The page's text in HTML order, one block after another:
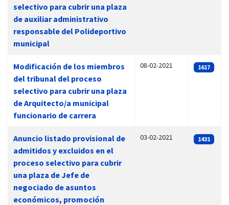
selectivo para cubrir una plaza
de auxiliar administrativo
responsable del Polideportivo
municipal
Modificación de los miembros
del tribunal del proceso
selectivo para cubrir una plaza
de Arquitecto/a municipal
funcionario de carrera
08-02-2021 1617
Anuncio listado provisional de
admitidos y excluidos en el
proceso selectivo para cubrir
una plaza de Jefe de
negociado de asuntos
económicos, promoción
03-02-2021 1431